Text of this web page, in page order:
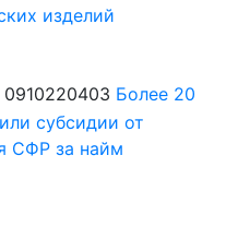
изделий
0910220403 Более 20
субсидии от
СФР за найм